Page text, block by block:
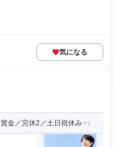
気になる
金／完休2／土日祝休み